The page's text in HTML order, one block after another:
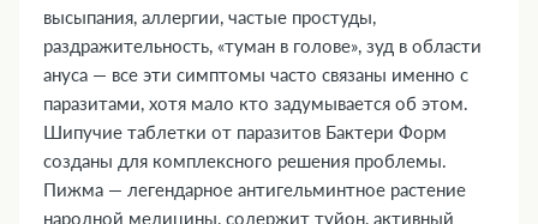
высыпания, аллергии, частые простуды,
раздражительность, «туман в голове», зуд в области
ануса — все эти симптомы часто связаны именно с
паразитами, хотя мало кто задумывается об этом.
Шипучие таблетки от паразитов Бактери Форм
созданы для комплексного решения проблемы.
Пижма — легендарное антигельминтное растение
народной медицины, содержит туйон, активный